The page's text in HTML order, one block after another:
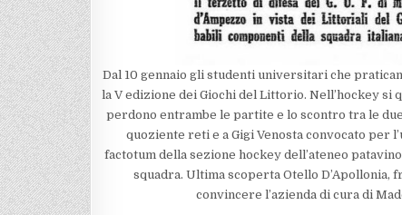
Dal 10 gennaio gli studenti universitari che
la V edizione dei Giochi del Littorio. Nell’hockey si
perdono entrambe le partite e lo scontro tra le
quoziente reti e a Gigi Venosta convocato per
factotum della sezione hockey dell’ateneo
squadra. Ultima scoperta Otello
convincere l’azienda di cura di